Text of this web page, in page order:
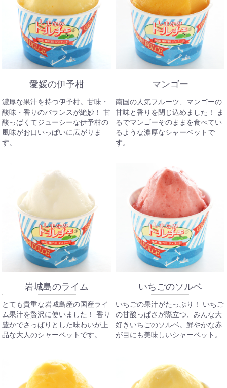
愛媛の伊予柑
濃厚な果汁を持つ伊予柑。甘味・
酸味・香りのバランスが絶妙！ 甘
酸っぱくてジューシーな伊予柑の
風味がお口いっぱいに広がりま
す。
マンゴー
南国の人気フルーツ、マンゴーの
甘味と香りを閉じ込めました！ ま
るでマンゴーそのままを食べてい
るような濃厚なシャーベットで
す。
岩城島のライム
とても貴重な岩城島産の国産ライ
ム果汁を贅沢に使いました！ 香り
豊かでさっぱりとした味わいが上
品な大人のシャーベットです。
いちごのソルベ
いちごの果汁がたっぷり！ いちご
の甘酸っぱさが際立つ、みんな大
好きいちごのソルベ。鮮やかな赤
が目にも美味しいシャーベット。